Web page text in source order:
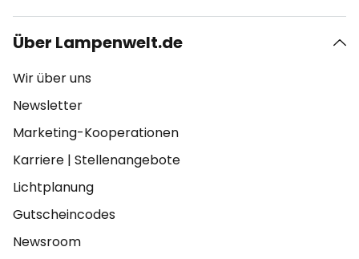
Über Lampenwelt.de
Wir über uns
Newsletter
Marketing-Kooperationen
Karriere | Stellenangebote
Lichtplanung
Gutscheincodes
Newsroom